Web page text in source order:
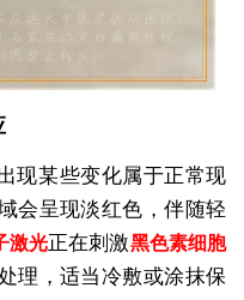
现某些变化属于正常现
会呈现淡红色，伴随轻
激光正在刺激黑色素细胞
理，适当冷敷或涂抹保